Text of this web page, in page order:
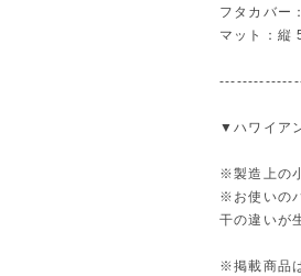
フタカバ
マット：縦
▼ハワイア
※製造上の
※お使いの
干の違いが
※掲載商品